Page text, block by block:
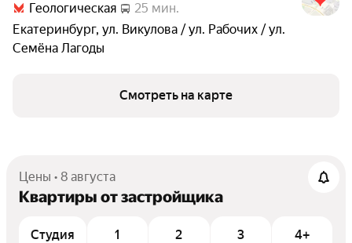
Геологическая
25 мин.
Екатеринбург, ул. Викулова / ул. Рабочих / ул.
Семёна Лагоды
Смотреть на карте
Цены • 8 августа
Квартиры от застройщика
Студия 1 2 3 4+